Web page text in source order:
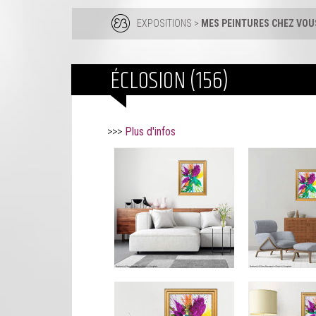
EXPOSITIONS > MES PEINTURES CHEZ
ÉCLOSION (156)
>>> Plus d'infos